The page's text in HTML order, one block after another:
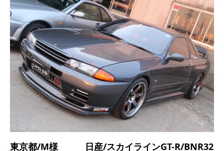
東京都/M様 日産/スカイラインGT-R/BNR32
■買取日時：2020/10/4（5404） ■地域：東京都/M様 ■お車：日
産/スカイラインGT-R/BNR32 ■...
2020.10.04 高価買取実績